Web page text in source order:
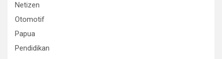
Netizen
Otomotif
Papua
Pendidikan